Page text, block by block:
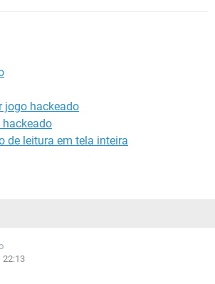
jogo hackeado
hackeado
de leitura em tela inteira
22:13